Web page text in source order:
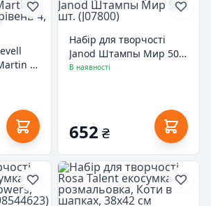
F-
Набір для творчості
Janod Штампы Мир 50
шт. (J07800)
В наявності
652 ₴